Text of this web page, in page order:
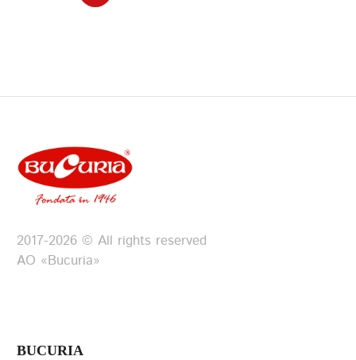
2017-2026 © All rights reserved
АО «Bucuria»
BUCURIA